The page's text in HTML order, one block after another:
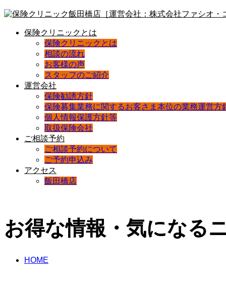
保険クリニックとは
保険クリニックとは
相談の流れ
お客様の声
スタッフのご紹介
運営会社
保険勧誘方針
保険募集業務に関するお客さま本位の業務運営方
個人情報保護方針等
取扱保険会社
ご相談予約
ご相談予約について
ご予約申込み
アクセス
飯田橋店
お得な情報・気になる
HOME